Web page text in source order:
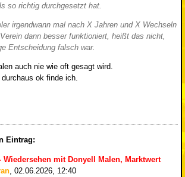
so richtig durchgesetzt hat.
irgendwann mal nach X Jahren und X Wechseln
dann besser funktioniert, heißt das nicht,
Entscheidung falsch war.
auch nie wie oft gesagt wird.
ok finde ich.
Eintrag:
mit Donyell Malen, Marktwert
, 02.06.2026, 12:40